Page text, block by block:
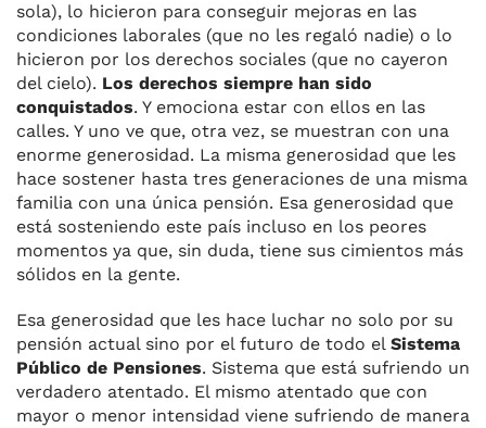
sola), lo hicieron para conseguir mejoras en las
condiciones laborales (que no les regaló nadie) o lo
hicieron por los derechos sociales (que no cayeron
del cielo). Los derechos siempre han sido
conquistados. Y emociona estar con ellos en las
calles. Y uno ve que, otra vez, se muestran con una
enorme generosidad. La misma generosidad que les
hace sostener hasta tres generaciones de una misma
familia con una única pensión. Esa generosidad que
está sosteniendo este país incluso en los peores
momentos ya que, sin duda, tiene sus cimientos más
sólidos en la gente.
Esa generosidad que les hace luchar no solo por su
pensión actual sino por el futuro de todo el Sistema
Público de Pensiones. Sistema que está sufriendo un
verdadero atentado. El mismo atentado que con
mayor o menor intensidad viene sufriendo de manera